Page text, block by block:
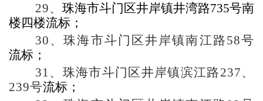
29、 珠海市斗门区井岸镇井湾路735号南
楼四楼流标；
30 、珠海市斗门区井岸镇南江路58号
流标；
31 、珠海市斗门区井岸镇滨江路237、
239号流标；